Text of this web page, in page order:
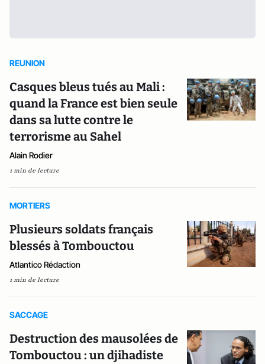
REUNION
Casques bleus tués au Mali :
quand la France est bien seule
dans sa lutte contre le
terrorisme au Sahel
Alain Rodier
1 min de lecture
MORTIERS
Plusieurs soldats français
blessés à Tombouctou
Atlantico Rédaction
1 min de lecture
SACCAGE
Destruction des mausolées de
Tombouctou : un djihadiste